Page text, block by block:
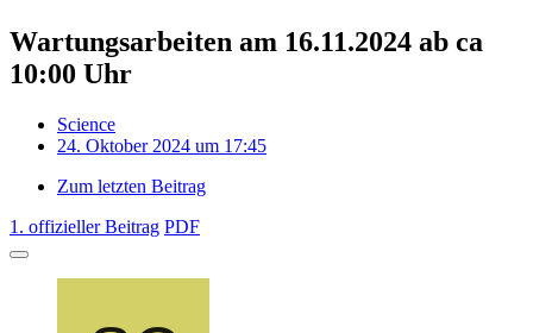
Wartungsarbeiten am 16.11.2024 ab ca
10:00 Uhr
Science
24. Oktober 2024 um 17:45
Zum letzten Beitrag
1. offizieller Beitrag PDF